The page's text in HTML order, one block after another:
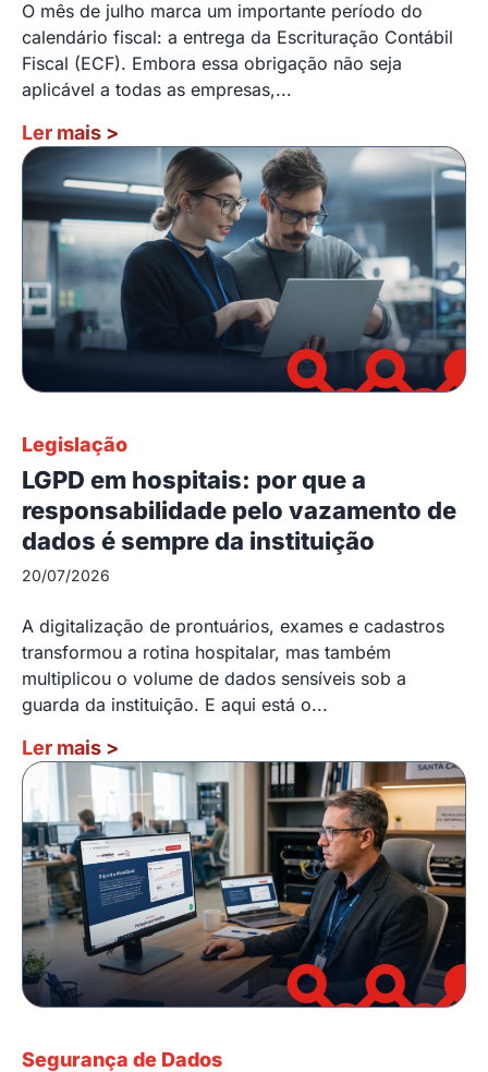
O mês de julho marca um importante período do
calendário fiscal: a entrega da Escrituração Contábil
Fiscal (ECF). Embora essa obrigação não seja
aplicável a todas as empresas,...
Ler mais >
Legislação
LGPD em hospitais: por que a
responsabilidade pelo vazamento de
dados é sempre da instituição
20/07/2026
A digitalização de prontuários, exames e cadastros
transformou a rotina hospitalar, mas também
multiplicou o volume de dados sensíveis sob a
guarda da instituição. E aqui está o...
Ler mais >
Segurança de Dados